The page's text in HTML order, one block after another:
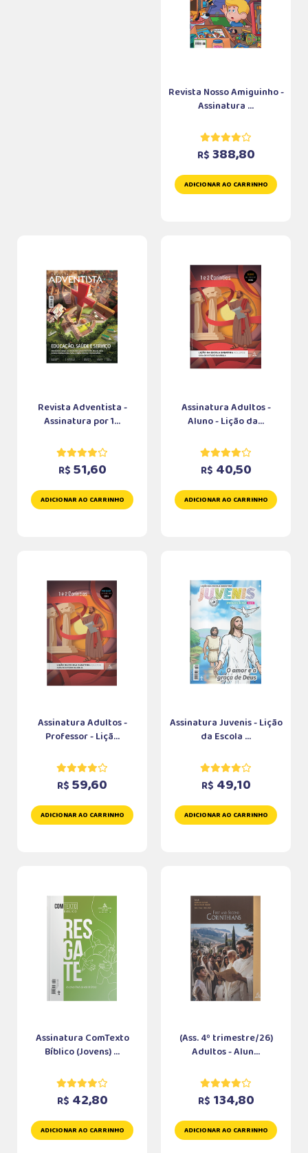
Revista Nosso Amiguinho -
Assinatura ...
R$ 388,80
ADICIONAR AO CARRINHO
Revista Adventista -
Assinatura por 1...
R$ 51,60
ADICIONAR AO CARRINHO
Assinatura Adultos -
Aluno - Lição da...
R$ 40,50
ADICIONAR AO CARRINHO
Assinatura Adultos -
Professor - Liçã...
R$ 59,60
ADICIONAR AO CARRINHO
Assinatura Juvenis - Lição
da Escola ...
R$ 49,10
ADICIONAR AO CARRINHO
Assinatura ComTexto
Bíblico (Jovens) ...
R$ 42,80
ADICIONAR AO CARRINHO
(Ass. 4º trimestre/26)
Adultos - Alun...
R$ 134,80
ADICIONAR AO CARRINHO